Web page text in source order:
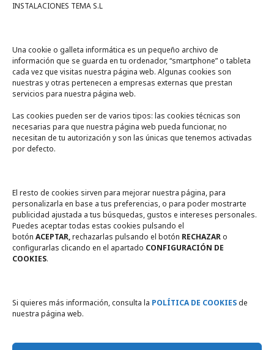
INSTALACIONES TEMA S.L
Una cookie o galleta informática es un pequeño archivo de
información que se guarda en tu ordenador, “smartphone” o tableta
cada vez que visitas nuestra página web. Algunas cookies son
nuestras y otras pertenecen a empresas externas que prestan
servicios para nuestra página web.
Las cookies pueden ser de varios tipos: las cookies técnicas son
necesarias para que nuestra página web pueda funcionar, no
necesitan de tu autorización y son las únicas que tenemos activadas
por defecto.
El resto de cookies sirven para mejorar nuestra página, para
personalizarla en base a tus preferencias, o para poder mostrarte
publicidad ajustada a tus búsquedas, gustos e intereses personales.
Puedes aceptar todas estas cookies pulsando el
botón ACEPTAR,rechazarlas pulsando el botón RECHAZARo
configurarlas clicando en el apartado CONFIGURACIÓN DE
COOKIES.
Si quieres más información, consulta la POLÍTICA DE COOKIESde
nuestra página web.
A un click
Tienda online Legal
Política de privacidad
Política de Cookies